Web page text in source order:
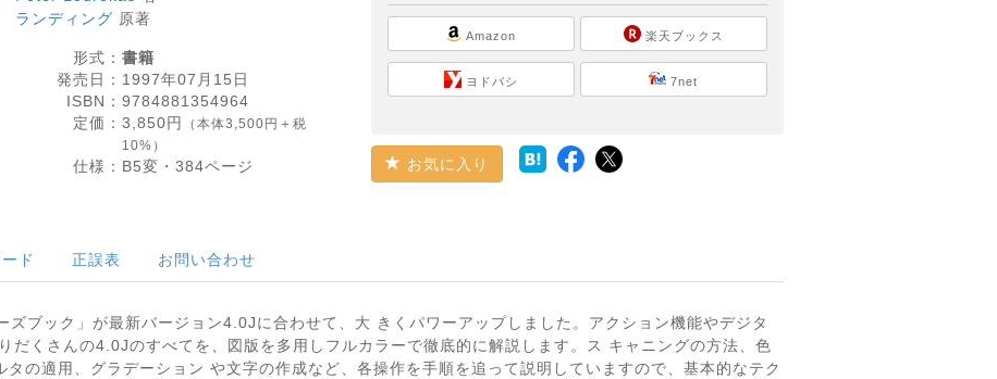
ランディング 原著
形式： 書籍
発売日： 1997年07月15日
ISBN： 9784881354964
定価： 3,850円
（本体3,500円＋税
10%）
仕様： B5変・ 384ページ
Amazon
ヨドバシ
楽天ブックス
7net
お気に入り
ド 正誤表 お問い合わせ
ブック」が最新バージョン4.0Jに合わせて、大 きくパワーアップしました。アクション機能やデジタ
だくさんの4.0Jのすべてを、図版を多用しフルカラーで徹底的に解説します。ス キャニングの方法、色
の適用、グラデーション や文字の作成など、各操作を手順を追って説明していますので、基本的なテク